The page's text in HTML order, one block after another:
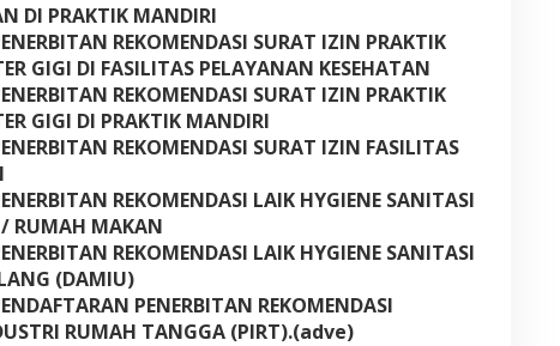
DI PRAKTIK MANDIRI
REKOMENDASI SURAT IZIN PRAKTIK
GIGI DI FASILITAS PELAYANAN KESEHATAN
REKOMENDASI SURAT IZIN PRAKTIK
GIGI DI PRAKTIK MANDIRI
REKOMENDASI SURAT IZIN FASILITAS
REKOMENDASI LAIK HYGIENE SANITASI
/ RUMAH MAKAN
REKOMENDASI LAIK HYGIENE SANITASI
(DAMIU)
PENERBITAN REKOMENDASI
RUMAH TANGGA (PIRT).(adve)